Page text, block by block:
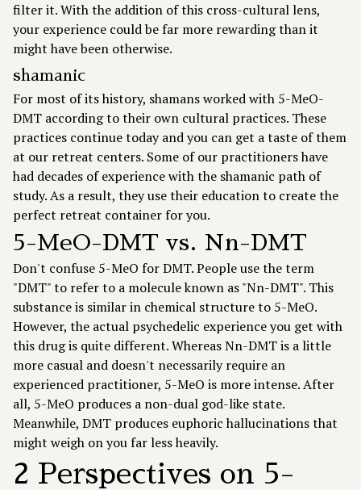
filter it. With the addition of this cross-cultural lens,
your experience could be far more rewarding than it
might have been otherwise.
shamanic
For most of its history, shamans worked with 5-MeO-
DMT according to their own cultural practices. These
practices continue today and you can get a taste of them
at our retreat centers. Some of our practitioners have
had decades of experience with the shamanic path of
study. As a result, they use their education to create the
perfect retreat container for you.
5-MeO-DMT vs. Nn-DMT
Don't confuse 5-MeO for DMT. People use the term
"DMT" to refer to a molecule known as "Nn-DMT". This
substance is similar in chemical structure to 5-MeO.
However, the actual psychedelic experience you get with
this drug is quite different. Whereas Nn-DMT is a little
more casual and doesn't necessarily require an
experienced practitioner, 5-MeO is more intense. After
all, 5-MeO produces a non-dual god-like state.
Meanwhile, DMT produces euphoric hallucinations that
might weigh on you far less heavily.
2 Perspectives on 5-